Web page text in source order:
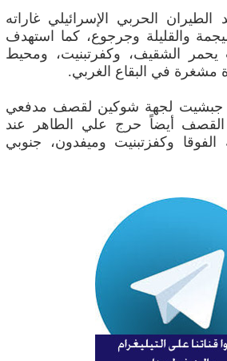
الحربي الإسرائيلي غاراته
والقليلة وجرجوع، كما استهدف
يحمر الشقيف، وكفرتبنيت، ومحيط
مشغرة في البقاع الغربي.
جبشيت لجهة شوكين لقصف مدفعي
القصف أيضاً حرج علي الطاهر عند
الفوقا وكفزتبنيت وميفدون، جنوبي